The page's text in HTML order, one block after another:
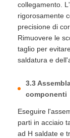
collegamento.
rigorosamente
precisione di
Rimuovere le
taglio per
saldatura e
3.3
componenti
Eseguire
parti in acciaio
ad H saldate e